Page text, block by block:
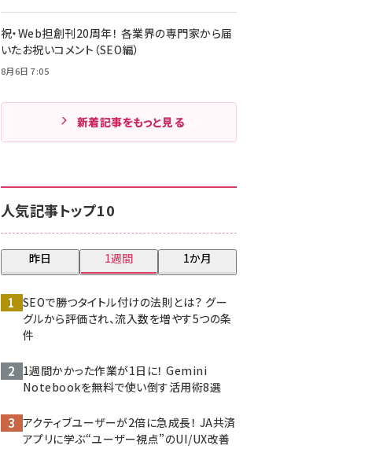
祝・Web担創刊20周年！ 各業界の専門家から届
いたお祝いコメント（SEO編）
8月6日 7:05
新着記事をもっと見る
人気記事トップ10
昨日 1週間 1か月
SEOで勝つタイトル付けの法則とは？ グー
グルから評価され、流入数を増やす5つの条
件
1週間かかった作業が1日に！ Gemini
Notebookを無料で使い倒す活用術8選
アクティブユーザーが2倍に急成長！ JA共済
アプリに学ぶ“ユーザー視点”のUI/UX改善